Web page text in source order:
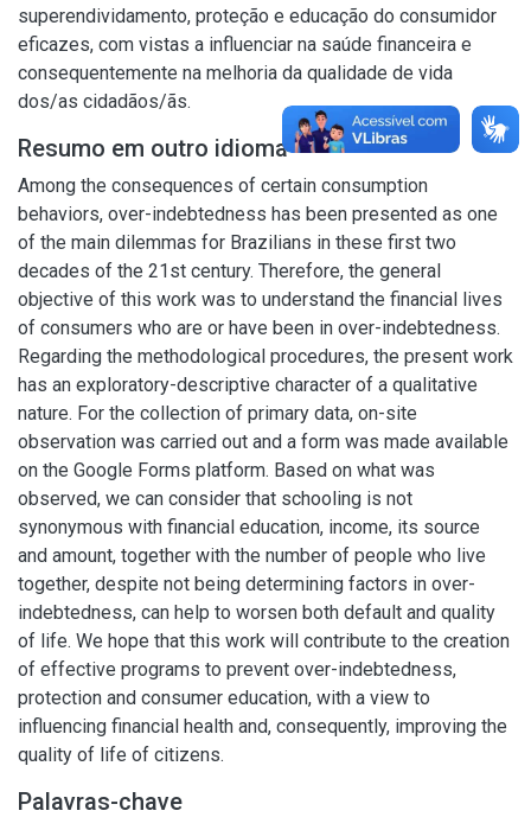
superendividamento, proteção e educação do consumidor
eficazes, com vistas a influenciar na saúde financeira e
consequentemente na melhoria da qualidade de vida
dos/as cidadãos/ãs.
Resumo em outro idioma
Among the consequences of certain consumption
behaviors, over-indebtedness has been presented as one
of the main dilemmas for Brazilians in these first two
decades of the 21st century. Therefore, the general
objective of this work was to understand the financial lives
of consumers who are or have been in over-indebtedness.
Regarding the methodological procedures, the present work
has an exploratory-descriptive character of a qualitative
nature. For the collection of primary data, on-site
observation was carried out and a form was made available
on the Google Forms platform. Based on what was
observed, we can consider that schooling is not
synonymous with financial education, income, its source
and amount, together with the number of people who live
together, despite not being determining factors in over-
indebtedness, can help to worsen both default and quality
of life. We hope that this work will contribute to the creation
of effective programs to prevent over-indebtedness,
protection and consumer education, with a view to
influencing financial health and, consequently, improving the
quality of life of citizens.
Palavras-chave